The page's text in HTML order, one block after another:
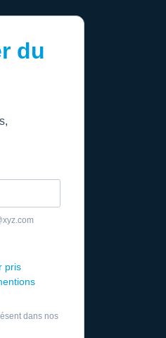
du
pris
dans nos